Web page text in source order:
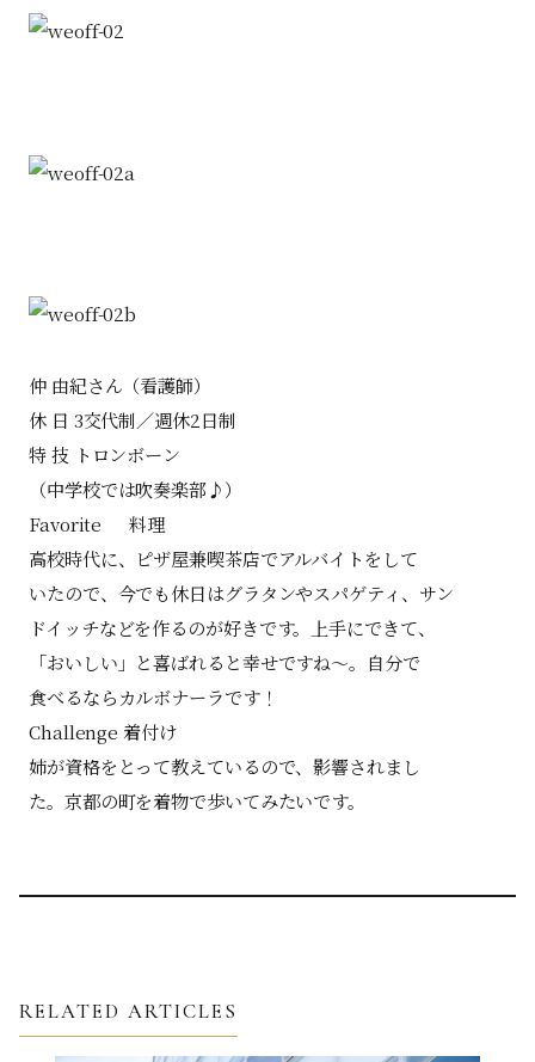
仲 由紀さん（看護師）
休 日 3交代制／週休2日制
特 技 トロンボーン
（中学校では吹奏楽部♪）
Favorite 料理
高校時代に、ピザ屋兼喫茶店でアルバイトをして
いたので、今でも休日はグラタンやスパゲティ、サン
ドイッチなどを作るのが好きです。上手にできて、
「おいしい」と喜ばれると幸せですね～。自分で
食べるならカルボナーラです！
Challenge 着付け
姉が資格をとって教えているので、影響されまし
た。京都の町を着物で歩いてみたいです。
RELATED ARTICLES